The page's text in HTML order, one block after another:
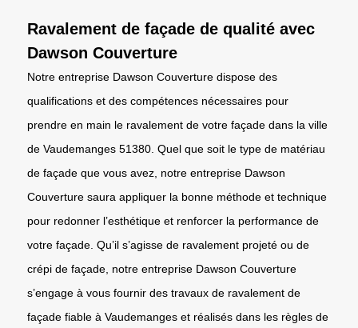
Ravalement de façade de qualité avec
Dawson Couverture
Notre entreprise Dawson Couverture dispose des
qualifications et des compétences nécessaires pour
prendre en main le ravalement de votre façade dans la ville
de Vaudemanges 51380. Quel que soit le type de matériau
de façade que vous avez, notre entreprise Dawson
Couverture saura appliquer la bonne méthode et technique
pour redonner l’esthétique et renforcer la performance de
votre façade. Qu’il s’agisse de ravalement projeté ou de
crépi de façade, notre entreprise Dawson Couverture
s’engage à vous fournir des travaux de ravalement de
façade fiable à Vaudemanges et réalisés dans les règles de